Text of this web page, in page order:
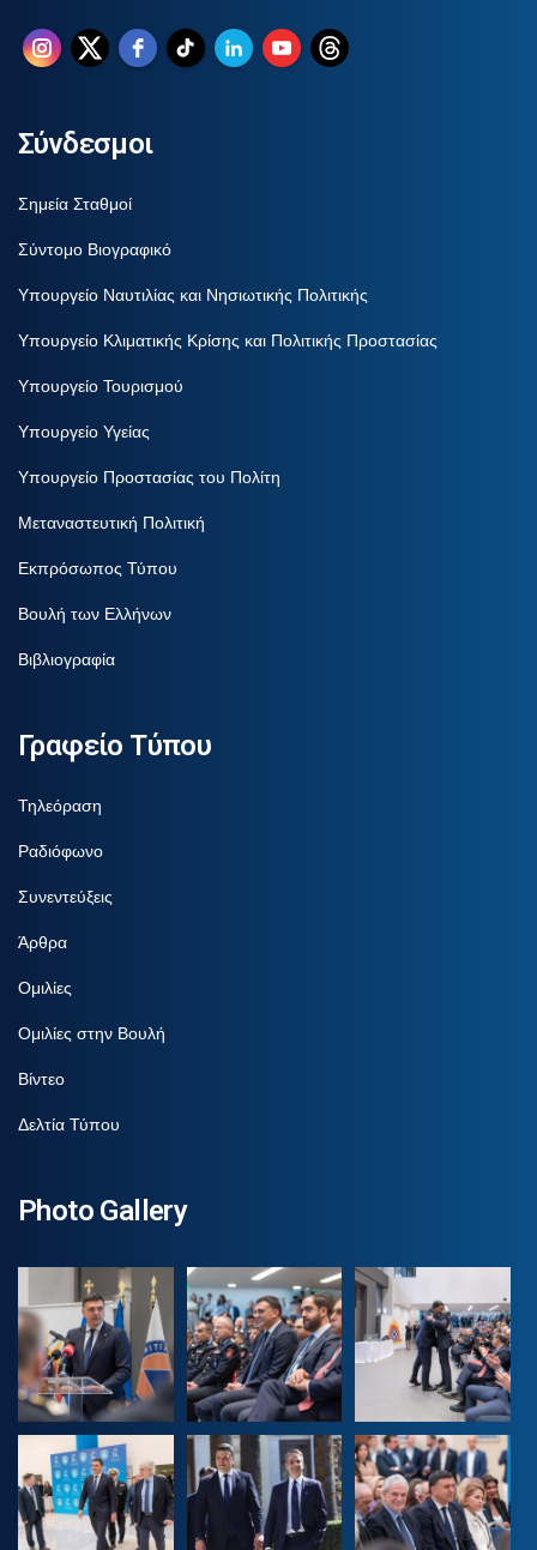
Σύνδεσμοι
Σημεία Σταθμοί
Σύντομο Βιογραφικό
Υπουργείο Ναυτιλίας και Νησιωτικής Πολιτικής
Υπουργείο Κλιματικής Κρίσης και Πολιτικής Προστασίας
Υπουργείο Τουρισμού
Υπουργείο Υγείας
Υπουργείο Προστασίας του Πολίτη
Μεταναστευτική Πολιτική
Εκπρόσωπος Τύπου
Βουλή των Ελλήνων
Βιβλιογραφία
Γραφείο Τύπου
Τηλεόραση
Ραδιόφωνο
Συνεντεύξεις
Άρθρα
Ομιλίες
Ομιλίες στην Βουλή
Βίντεο
Δελτία Τύπου
Photo Gallery